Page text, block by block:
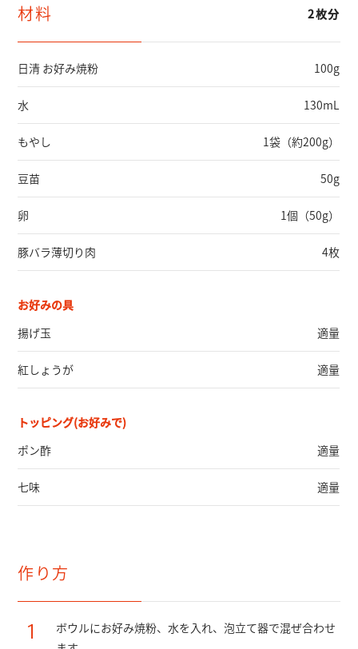
材料 2枚分
日清 お好み焼粉 100g
水 130mL
もやし 1袋（約200g）
豆苗 50g
卵 1個（50g）
豚バラ薄切り肉 4枚
お好みの具
揚げ玉
適量
紅しょうが 適量
トッピング(お好みで)
ポン酢
適量
七味 適量
作り方
1
ボウルにお好み焼粉、水を入れ、泡立て器で混ぜ合わせ